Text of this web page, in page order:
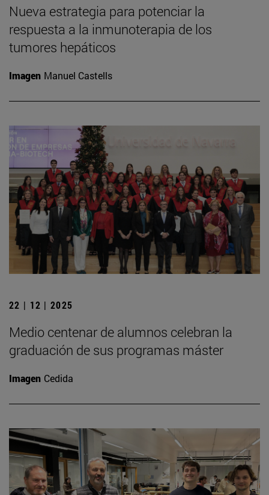
Nueva estrategia para potenciar la
respuesta a la inmunoterapia de los
tumores hepáticos
Imagen Manuel Castells
22 | 12 | 2025
Medio centenar de alumnos celebran la
graduación de sus programas máster
Imagen Cedida